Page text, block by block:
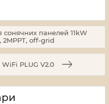
сонячних панелей 11kW
2MPPT, off-grid
PLUG V2.0